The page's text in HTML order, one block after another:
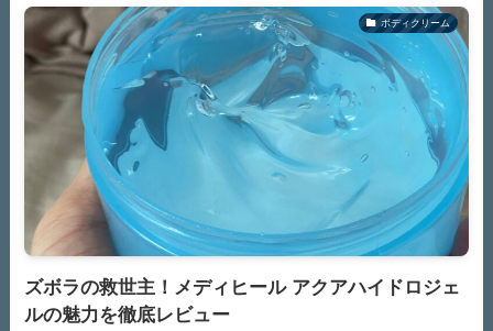
ボディクリーム
ズボラの救世主！メディヒール アクアハイドロジェ
ルの魅力を徹底レビュー